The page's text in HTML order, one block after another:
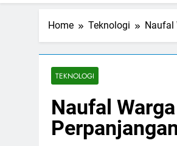
Home Teknologi Naufal
TEKNOLOGI
Naufal